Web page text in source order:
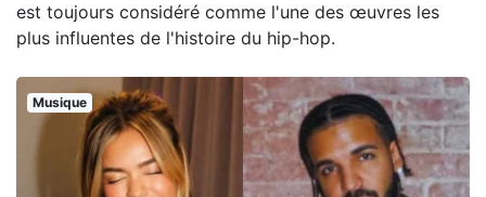
est toujours considéré comme l'une des œuvres les
plus influentes de l'histoire du hip-hop.
Musique